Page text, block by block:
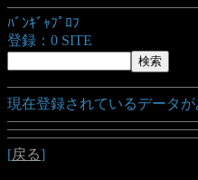
ﾊﾞﾝｷﾞｬﾌﾟﾛﾌ
登録：0 SITE
現在登録されているデータ
[戻る]